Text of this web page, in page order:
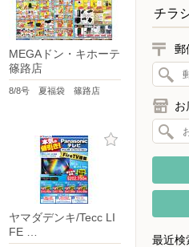
MEGAドン・キホーテ
篠路店
8/8号 夏福袋 篠路店
ヤマダデンキ/Tecc LI
FE …
チラ
郵
お
最近検